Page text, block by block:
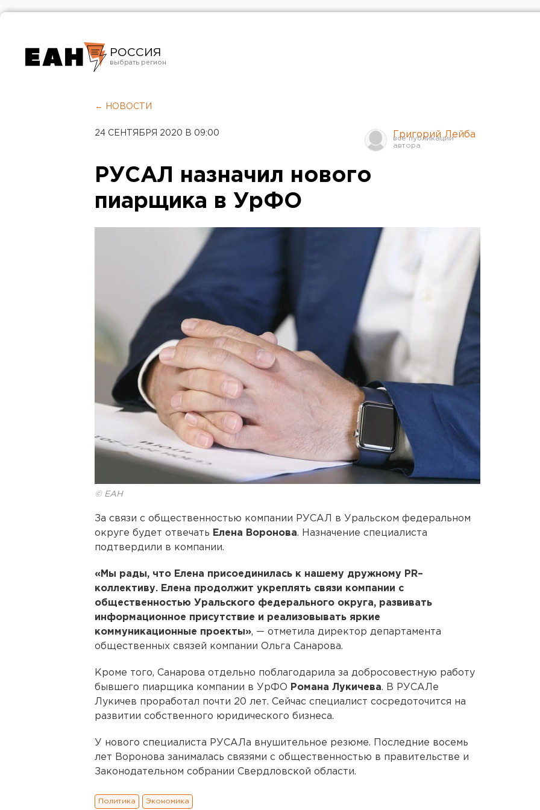
РОССИЯ
Челябинск
← НОВОСТИ
24 СЕНТЯБРЯ 2020 В 09:00 Григорий Лейба
РУСАЛ назначил нового
пиарщика в УрФО
© ЕАН
За связи с общественностью компании РУСАЛ в Уральском федеральном
округе будет отвечать Елена Воронова. Назначение специалиста
подтвердили в компании.
«Мы рады, что Елена присоединилась к нашему дружному PR–
коллективу. Елена продолжит укреплять связи компании с
общественностью Уральского федерального округа, развивать
информационное присутствие и реализовывать яркие
коммуникационные проекты», — отметила директор департамента
общественных связей компании Ольга Санарова.
Кроме того, Санарова отдельно поблагодарила за добросовестную работу
бывшего пиарщика компании в УрФО Романа Лукичева. В РУСАЛе
Лукичев проработал почти 20 лет. Сейчас специалист сосредоточится на
развитии собственного юридического бизнеса.
У нового специалиста РУСАЛа внушительное резюме. Последние восемь
лет Воронова занималась связями с общественностью в правительстве и
Законодательном собрании Свердловской области.
Политика Экономика